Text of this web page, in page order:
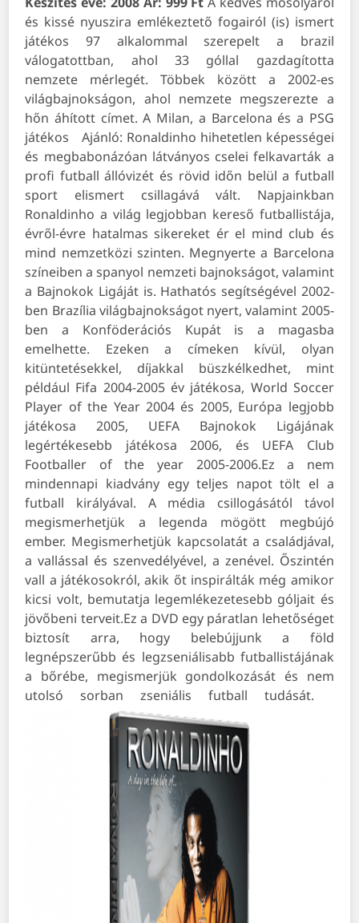
és kissé nyuszira emlékeztető fogairól (is) ismert
játékos 97 alkalommal szerepelt a brazil
válogatottban, ahol 33 góllal gazdagította
nemzete mérlegét. Többek között a 2002-es
világbajnokságon, ahol nemzete megszerezte a
hőn áhított címet. A Milan, a Barcelona és a PSG
játékos Ajánló: Ronaldinho hihetetlen képességei
és megbabonázóan látványos cselei felkavarták a
profi futball állóvizét és rövid időn belül a futball
sport elismert csillagává vált. Napjainkban
Ronaldinho a világ legjobban kereső futballistája,
évről-évre hatalmas sikereket ér el mind club és
mind nemzetközi szinten. Megnyerte a Barcelona
színeiben a spanyol nemzeti bajnokságot, valamint
a Bajnokok Ligáját is. Hathatós segítségével 2002-
ben Brazília világbajnokságot nyert, valamint 2005-
ben a Konföderációs Kupát is a magasba
emelhette. Ezeken a címeken kívül, olyan
kitüntetésekkel, díjakkal büszkélkedhet, mint
például Fifa 2004-2005 év játékosa, World Soccer
Player of the Year 2004 és 2005, Európa legjobb
játékosa 2005, UEFA Bajnokok Ligájának
legértékesebb játékosa 2006, és UEFA Club
Footballer of the year 2005-2006.Ez a nem
mindennapi kiadvány egy teljes napot tölt el a
futball királyával. A média csillogásától távol
megismerhetjük a legenda mögött megbújó
ember. Megismerhetjük kapcsolatát a családjával,
a vallással és szenvedélyével, a zenével. Őszintén
vall a játékosokról, akik őt inspirálták még amikor
kicsi volt, bemutatja legemlékezetesebb góljait és
jövőbeni terveit.Ez a DVD egy páratlan lehetőséget
biztosít arra, hogy belebújjunk a föld
legnépszerűbb és legzseniálisabb futballistájának
a bőrébe, megismerjük gondolkozását és nem
utolsó sorban zseniális futball tudását.